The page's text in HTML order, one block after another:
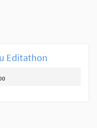
Editathon